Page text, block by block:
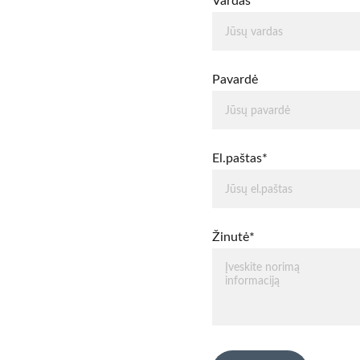
Pavardė
El.paštas*
Žinutė*